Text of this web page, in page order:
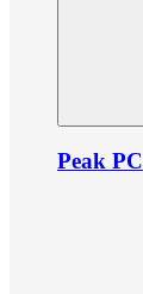
Peak PC